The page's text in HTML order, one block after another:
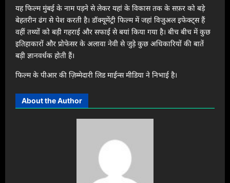
यह फिल्म मुंबई के नाम पड़ने से लेकर यहां के विकास तक के सफ़र को बड़े
बेहतरीन ढंग से पेश करती है। डॉक्यूमेंट्री फिल्म में जहां विजुअल इफेक्ट्स हैं
वहीं तथ्यों को बड़ी गहराई और सफाई से बयां किया गया है। बीच बीच में कुछ
इतिहाकारों और प्रोफेसर के अलावा नेवी से जुड़े कुछ अधिकारियों की बातें
बड़ी ज्ञानवर्धक होती हैं।
फिल्म के पीआर की ज़िम्मेदारी लिड माईन्स मीडिया ने निभाई है।
About the Author